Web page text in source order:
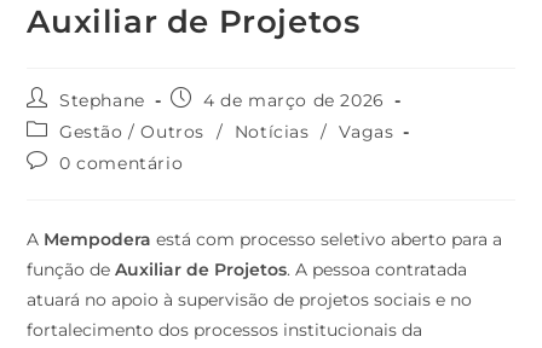
Auxiliar de Projetos
Stephane
4 de março de 2026
Gestão / Outros
/ Notícias / Vagas
0 comentário
A Mempodera está com processo seletivo aberto para a
função deAuxiliar de Projetos. A pessoa contratada
atuará no apoio à supervisão de projetos sociais e no
fortalecimento dos processos institucionais da